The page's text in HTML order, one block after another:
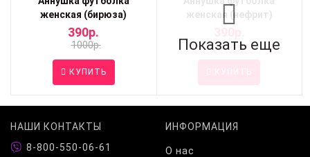
женская (бирюза)
390р.
1000р.
КУПИТЬ
женская (нефрит)
1000р.
Показать еще
НАШИ КОНТАКТЫ
8-800-550-06-61
ИНФОРМАЦИЯ
О нас